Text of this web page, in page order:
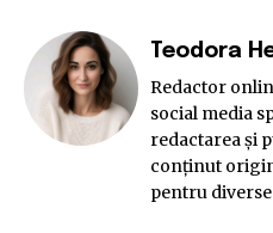
Teodora
Redactor
social media
redactarea și
conținut
pentru